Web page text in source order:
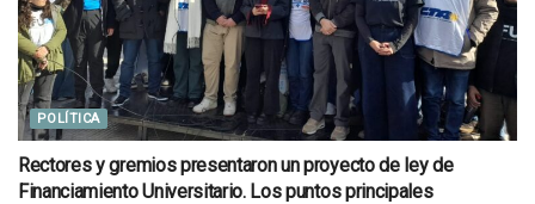
POLÍTICA
Rectores y gremios presentaron un proyecto de ley de
Financiamiento Universitario. Los puntos principales